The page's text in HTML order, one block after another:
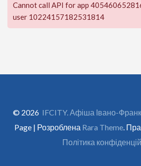
Cannot call API for app
user 10224157182531814
© 2026 IFCITY. Афіша Івано-
Page | Розроблена Rara Theme .
Політика